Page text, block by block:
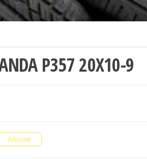
P357 20X10-9
Adicionar